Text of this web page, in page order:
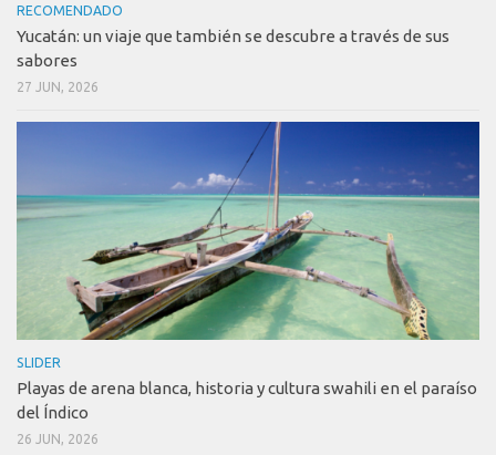
RECOMENDADO
Yucatán: un viaje que también se descubre a través de sus
sabores
27 JUN, 2026
SLIDER
Playas de arena blanca, historia y cultura swahili en el paraíso
del Índico
26 JUN, 2026